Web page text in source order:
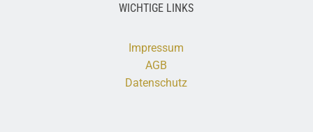
WICHTIGE LINKS
Impressum
AGB
Datenschutz